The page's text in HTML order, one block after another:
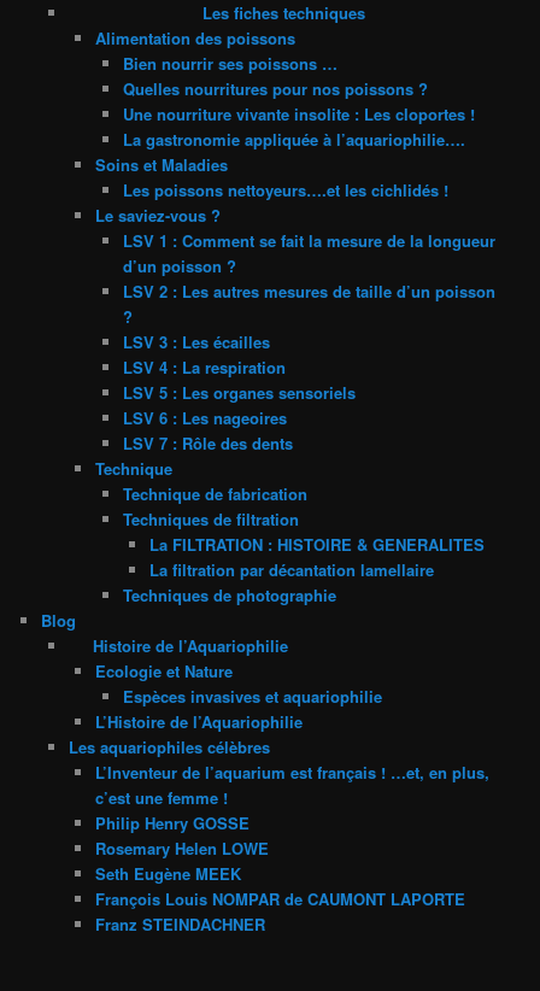
Les fiches techniques
Alimentation des poissons
Bien nourrir ses poissons …
Quelles nourritures pour nos poissons ?
Une nourriture vivante insolite : Les cloportes !
La gastronomie appliquée à l’aquariophilie….
Soins et Maladies
Les poissons nettoyeurs….et les cichlidés !
Le saviez-vous ?
LSV 1 : Comment se fait la mesure de la longueur
d’un poisson ?
LSV 2 : Les autres mesures de taille d’un poisson
?
LSV 3 : Les écailles
LSV 4 : La respiration
LSV 5 : Les organes sensoriels
LSV 6 : Les nageoires
LSV 7 : Rôle des dents
Technique
Technique de fabrication
Techniques de filtration
La FILTRATION : HISTOIRE & GENERALITES
La filtration par décantation lamellaire
Techniques de photographie
Blog
Histoire de l’Aquariophilie
Ecologie et Nature
Espèces invasives et aquariophilie
L’Histoire de l’Aquariophilie
Les aquariophiles célèbres
L’Inventeur de l’aquarium est français ! …et, en plus,
c’est une femme !
Philip Henry GOSSE
Rosemary Helen LOWE
Seth Eugène MEEK
François Louis NOMPAR de CAUMONT LAPORTE
Franz STEINDACHNER